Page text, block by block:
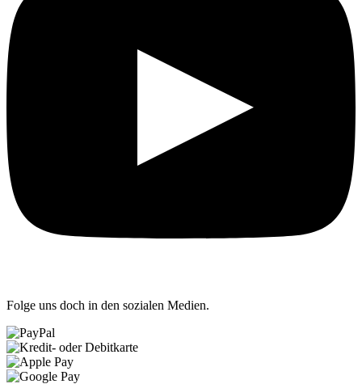
Folge uns doch in den sozialen Medien.